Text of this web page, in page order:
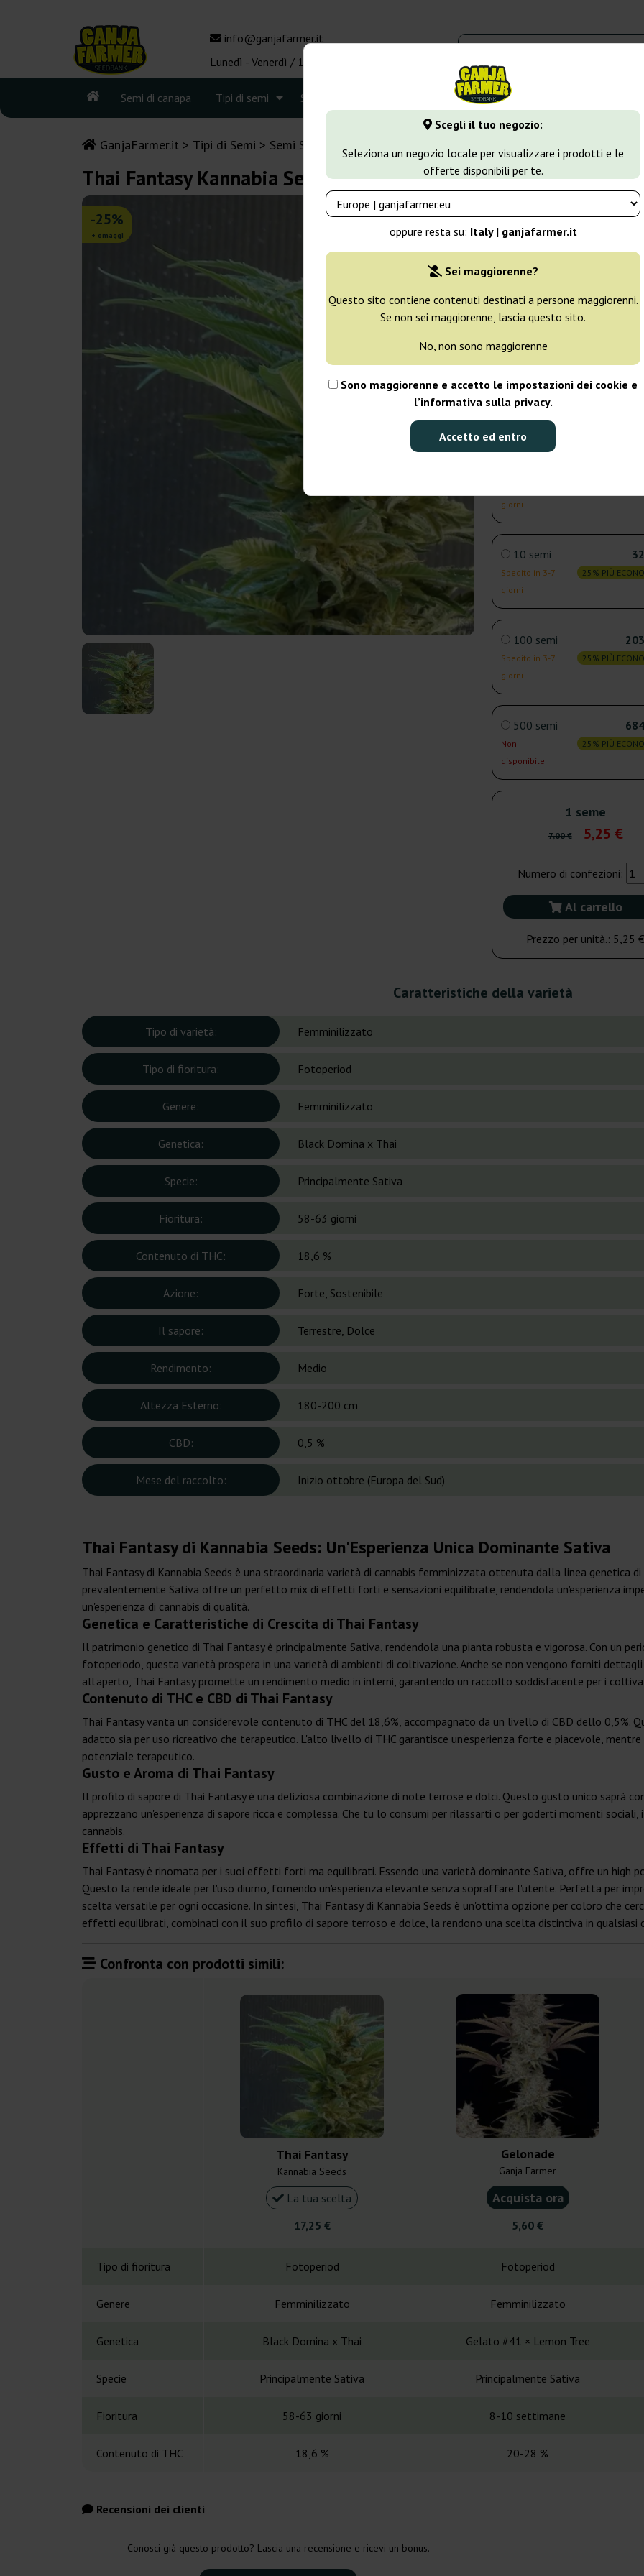
Scegli il tuo negozio:
Seleziona un negozio locale per visualizzare i prodotti e le
offerte disponibili per te.
oppure resta su: Italy | ganjafarmer.it
Sei maggiorenne?
Questo sito contiene contenuti destinati a persone maggiorenni.
Se non sei maggiorenne, lascia questo sito.
No, non sono maggiorenne
Sono maggiorenne e accetto le impostazioni dei cookie e
l’informativa sulla privacy.
Accetto ed entro
info@ganjafarmer.it
Lunedì - Venerdì / 10:00 - 16:00
Semi di canapa Tipi di semi Seedbank Tipi di marijuana Altro
GanjaFarmer.it Tipi di Semi Semi Sativa
Thai Fantasy Kannabia Seeds
-25%
+ omaggi
Kannabia Seeds
1 seme
Spedito in 3-7
25% PIÙ
3 semi
Spedito in 3-7
giorni
25% PIÙ
giorni
25% PIÙ
10 semi
Spedito in 3-7
giorni
25% PIÙ
100 semi
Spedito in 3-7
giorni
25% PIÙ
500 semi
Non
disponibile
25% PIÙ
1 seme
7,00 € 5,25 €
Numero di confezioni:
Al carrello
Prezzo per unità.: 5,25 €
Caratteristiche della varietà
Tipo di varietà: Femminilizzato
Tipo di fioritura: Fotoperiod
Genere: Femminilizzato
Genetica: Black Domina x Thai
Specie: Principalmente Sativa
Fioritura: 58-63 giorni
Contenuto di THC: 18,6 %
Azione: Forte, Sostenibile
Il sapore: Terrestre, Dolce
Rendimento: Medio
Altezza Esterno: 180-200 cm
CBD: 0,5 %
Mese del raccolto: Inizio ottobre (Europa del Sud)
Thai Fantasy di Kannabia Seeds: Un'Esperienza Unica Dominante Sativa
Thai Fantasy di Kannabia Seeds è una straordinaria varietà di cannabis femminizzata ottenuta dalla linea genetica
prevalentemente Sativa offre un perfetto mix di effetti forti e sensazioni equilibrate, rendendola un'esperienza
un'esperienza di cannabis di qualità.
Genetica e Caratteristiche di Crescita di Thai Fantasy
Il patrimonio genetico di Thai Fantasy è principalmente Sativa, rendendola una pianta robusta e vigorosa. Con un
fotoperiodo, questa varietà prospera in una varietà di ambienti di coltivazione. Anche se non vengono forniti
all'aperto, Thai Fantasy promette un rendimento medio in interni, garantendo un raccolto soddisfacente per i
Contenuto di THC e CBD di Thai Fantasy
Thai Fantasy vanta un considerevole contenuto di THC del 18,6%, accompagnato da un livello di CBD dello
adatto sia per uso ricreativo che terapeutico. L'alto livello di THC garantisce un'esperienza forte e piacevole,
potenziale terapeutico.
Gusto e Aroma di Thai Fantasy
Il profilo di sapore di Thai Fantasy è una deliziosa combinazione di note terrose e dolci. Questo gusto unico saprà
apprezzano un'esperienza di sapore ricca e complessa. Che tu lo consumi per rilassarti o per goderti momenti
cannabis.
Effetti di Thai Fantasy
Thai Fantasy è rinomata per i suoi effetti forti ma equilibrati. Essendo una varietà dominante Sativa, offre un high
Questo la rende ideale per l'uso diurno, fornendo un'esperienza elevante senza sopraffare l'utente. Perfetta per
scelta versatile per ogni occasione. In sintesi, Thai Fantasy di Kannabia Seeds è un'ottima opzione per coloro che
effetti equilibrati, combinati con il suo profilo di sapore terroso e dolce, la rendono una scelta distintiva in qualsiasi
Confronta con prodotti simili:
Thai Fantasy
Kannabia Seeds
La tua scelta
17,25 €
Gelonade
Ganja Farmer
Acquista ora
5,60 €
Tipo di fioritura Fotoperiod Fotoperiod
Genere Femminilizzato Femminilizzato
Genetica Black Domina x Thai Gelato #41 × Lemon Tree
Specie Principalmente Sativa Principalmente Sativa
Fioritura 58-63 giorni 8-10 settimane
Contenuto di THC 18,6 % 20-28 %
Recensioni dei clienti
Conosci già questo prodotto? Lascia una recensione e ricevi un bonus.